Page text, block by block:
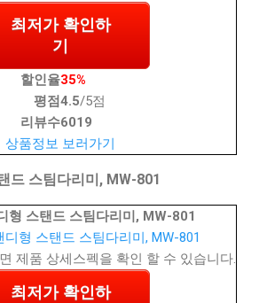
최저가 확인하
기
할인율35%
평점4.5/5점
리뷰수6019
상품정보 보러가기
드 스팀다리미, MW-801
형 스탠드 스팀다리미, MW-801
제품 상세스펙을 확인 할 수 있습니다.
최저가 확인하